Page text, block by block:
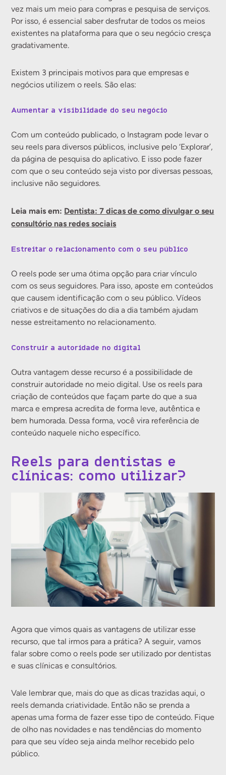
vez mais um meio para compras e pesquisa de serviços.
Por isso, é essencial saber desfrutar de todos os meios
existentes na plataforma para que o seu negócio cresça
gradativamente.
Existem 3 principais motivos para que empresas e
negócios utilizem o reels. São elas:
Aumentar a visibilidade do seu negócio
Com um conteúdo publicado, o Instagram pode levar o
seu reels para diversos públicos, inclusive pelo ‘Explorar’,
da página de pesquisa do aplicativo. E isso pode fazer
com que o seu conteúdo seja visto por diversas pessoas,
inclusive não seguidores.
Leia mais em: Dentista: 7 dicas de como divulgar o seu
consultório nas redes sociais
Estreitar o relacionamento com o seu público
O reels pode ser uma ótima opção para criar vínculo
com os seus seguidores. Para isso, aposte em conteúdos
que causem identificação com o seu público. Vídeos
criativos e de situações do dia a dia também ajudam
nesse estreitamento no relacionamento.
Construir a autoridade no digital
Outra vantagem desse recurso é a possibilidade de
construir autoridade no meio digital. Use os reels para
criação de conteúdos que façam parte do que a sua
marca e empresa acredita de forma leve, autêntica e
bem humorada. Dessa forma, você vira referência de
conteúdo naquele nicho específico.
Reels para dentistas e
clínicas: como utilizar?
Agora que vimos quais as vantagens de utilizar esse
recurso, que tal irmos para a prática? A seguir, vamos
falar sobre como o reels pode ser utilizado por dentistas
e suas clínicas e consultórios.
Vale lembrar que, mais do que as dicas trazidas aqui, o
reels demanda criatividade. Então não se prenda a
apenas uma forma de fazer esse tipo de conteúdo. Fique
de olho nas novidades e nas tendências do momento
para que seu vídeo seja ainda melhor recebido pelo
público.